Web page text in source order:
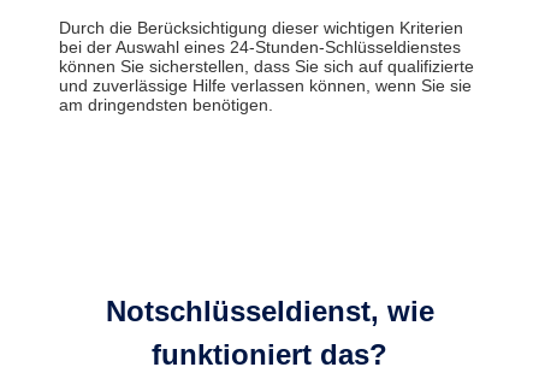
Durch die Berücksichtigung dieser wichtigen Kriterien
bei der Auswahl eines 24-Stunden-Schlüsseldienstes
können Sie sicherstellen, dass Sie sich auf qualifizierte
und zuverlässige Hilfe verlassen können, wenn Sie sie
am dringendsten benötigen.
Notschlüsseldienst, wie
funktioniert das?